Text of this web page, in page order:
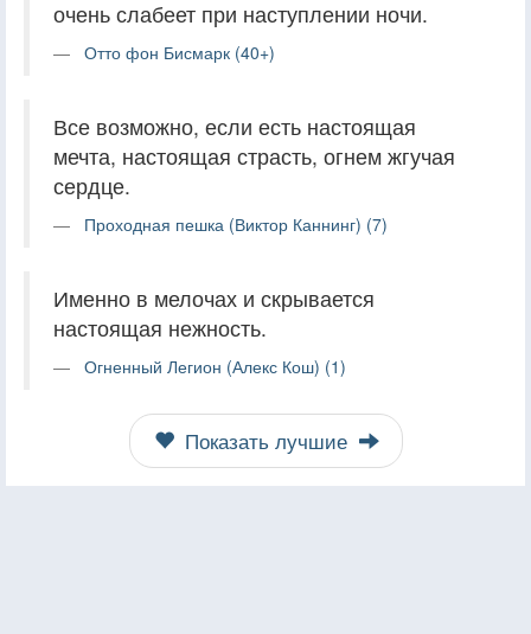
очень слабеет при наступлении ночи.
Отто фон Бисмарк (40+)
Все возможно, если есть настоящая
мечта, настоящая страсть, огнем жгучая
сердце.
Проходная пешка (Виктор Каннинг) (7)
Именно в мелочах и скрывается
настоящая нежность.
Огненный Легион (Алекс Кош) (1)
Показать лучшие